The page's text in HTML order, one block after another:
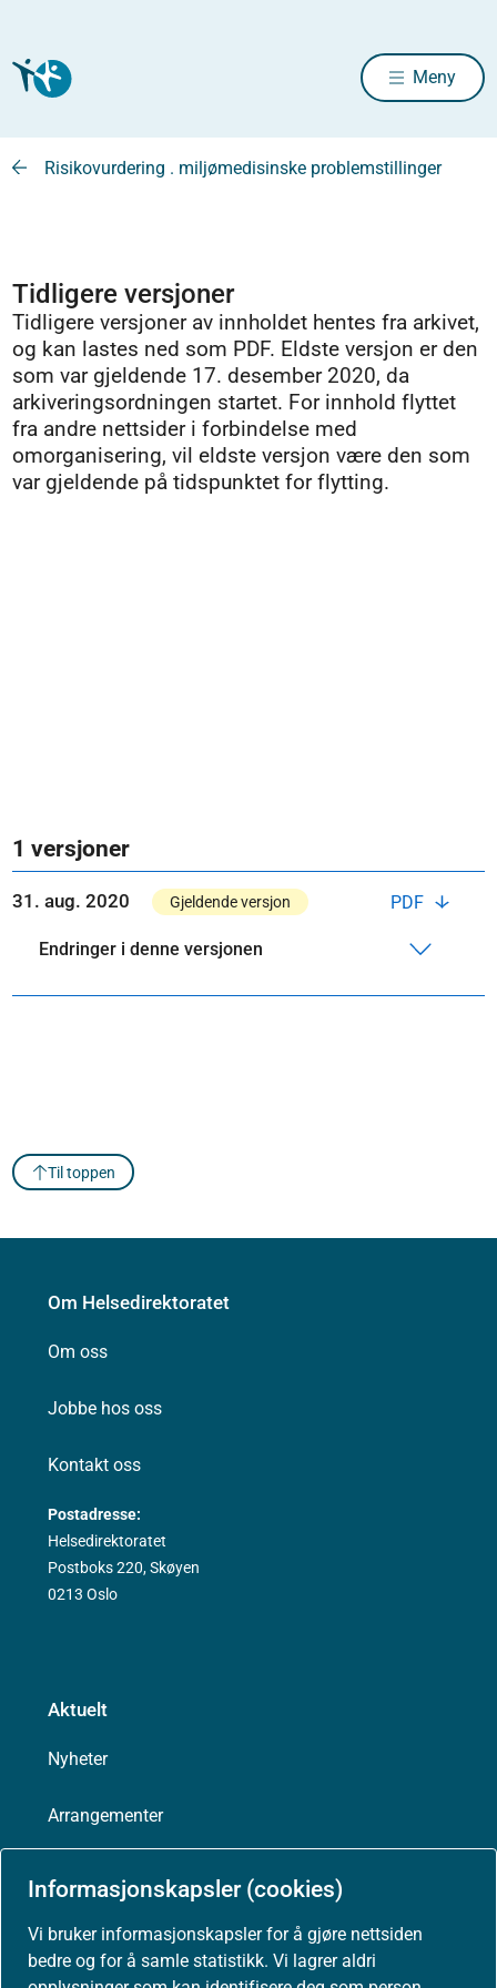
Informasjonskapsler (cookies)
Vi bruker informasjonskapsler for å gjøre nettsiden
bedre og for å samle statistikk. Vi lagrer aldri
Meny
Risikovurdering . miljømedisinske problemstillinger
Tidligere versjoner
Tidligere versjoner av innholdet hentes fra arkivet,
og kan lastes ned som PDF. Eldste versjon er den
som var gjeldende 17. desember 2020, da
arkiveringsordningen startet. For innhold flyttet
fra andre nettsider i forbindelse med
omorganisering, vil eldste versjon være den som
var gjeldende på tidspunktet for flytting.
1 versjoner
PDF
31. aug. 2020 Gjeldende versjon
Endringer i denne versjonen
Til toppen
Om Helsedirektoratet
Om oss
Jobbe hos oss
Kontakt oss
Postadresse:
Helsedirektoratet
Postboks 220, Skøyen
0213 Oslo
Aktuelt
Nyheter
Arrangementer
Presse